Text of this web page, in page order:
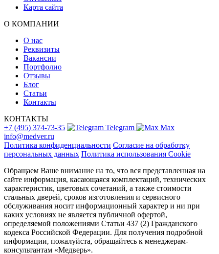
Карта сайта
О КОМПАНИИ
О нас
Реквизиты
Вакансии
Портфолио
Отзывы
Блог
Статьи
Контакты
КОНТАКТЫ
+7 (495) 374-73-35
Telegram
Max
info@medver.ru
Политика конфиденциальности Согласие на обработку
персональных данных Политика использования Cookie
Обращаем Ваше внимание на то, что вся представленная на
сайте информация, касающаяся комплектаций, технических
характеристик, цветовых сочетаний, а также стоимости
стальных дверей, сроков изготовления и сервисного
обслуживания носит информационный характер и ни при
каких условиях не является публичной офертой,
определяемой положениями Статьи 437 (2) Гражданского
кодекса Российской Федерации. Для получения подробной
информации, пожалуйста, обращайтесь к менеджерам-
консультантам «Медверь».